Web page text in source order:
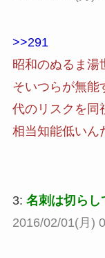
>>291
昭和のぬるま湯
そいつらが無能
代のリスクを同
相当知能低いん
3: 名刺は切らし
2016/02/01(月)